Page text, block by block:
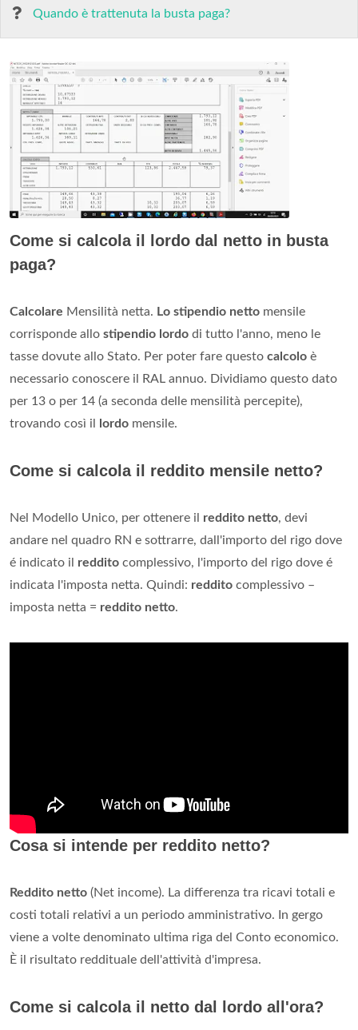
Quando è trattenuta la busta paga?
Come si calcola il lordo dal netto in busta
paga?
Calcolare Mensilità netta. Lo stipendio netto mensile
corrisponde allo stipendio lordo di tutto l'anno, meno le
tasse dovute allo Stato. Per poter fare questo calcolo è
necessario conoscere il RAL annuo. Dividiamo questo dato
per 13 o per 14 (a seconda delle mensilità percepite),
trovando così il
lordo mensile.
Come si calcola il reddito mensile netto?
Nel Modello Unico, per ottenere il reddito netto, devi
andare nel quadro RN e sottrarre, dall'importo del rigo dove
é indicato il reddito complessivo, l'importo del rigo dove é
indicata l'imposta netta. Quindi: reddito complessivo –
imposta netta = reddito netto.
Cosa si intende per reddito netto?
Reddito netto (Net income). La differenza tra ricavi totali e
costi totali relativi a un periodo amministrativo. In gergo
viene a volte denominato ultima riga del Conto economico.
È il risultato reddituale dell'attività d'impresa.
Come si calcola il netto dal lordo all'ora?